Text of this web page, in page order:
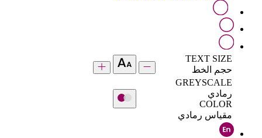
TEXT SIZE
حجم الخط
GREYSCALE
رمادي
COLOR
مقياس رمادي